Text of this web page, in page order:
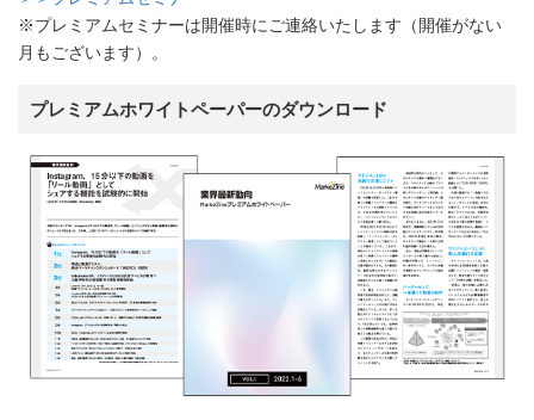
※プレミアムセミナーは開催時にご連絡いたします（開催がない
月もございます）。
プレミアムホワイトペーパーのダウンロード